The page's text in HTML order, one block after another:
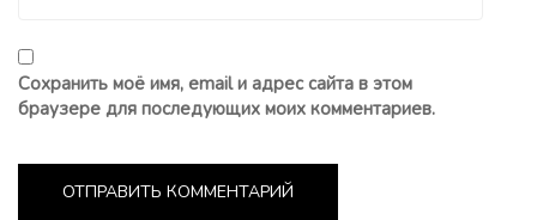
Сохранить моё имя, email и адрес сайта в этом
браузере для последующих моих комментариев.